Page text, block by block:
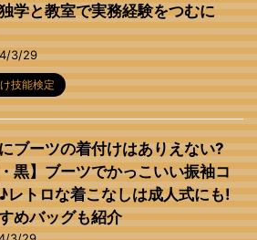
学と教室で実務経験をつむに
3/29
技能検定
ブーツの着付けはありえない?
黒】ブーツでかっこいい振袖コ
レトロな着こなしは成人式にも!
めバッグも紹介